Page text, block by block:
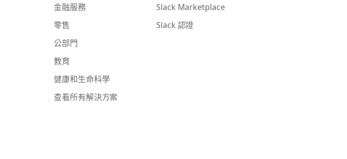
金融服務
零售
公部門
教育
健康和生命科學
查看所有解決方案
Slack Marketplace
Slack 認證